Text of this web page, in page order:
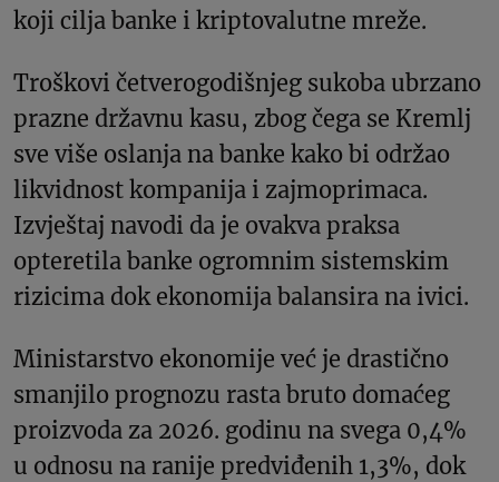
koji cilja banke i kriptovalutne mreže.
Troškovi četverogodišnjeg sukoba ubrzano
prazne državnu kasu, zbog čega se Kremlj
sve više oslanja na banke kako bi održao
likvidnost kompanija i zajmoprimaca.
Izvještaj navodi da je ovakva praksa
opteretila banke ogromnim sistemskim
rizicima dok ekonomija balansira na ivici.
Ministarstvo ekonomije već je drastično
smanjilo prognozu rasta bruto domaćeg
proizvoda za 2026. godinu na svega 0,4%
u odnosu na ranije predviđenih 1,3%, dok